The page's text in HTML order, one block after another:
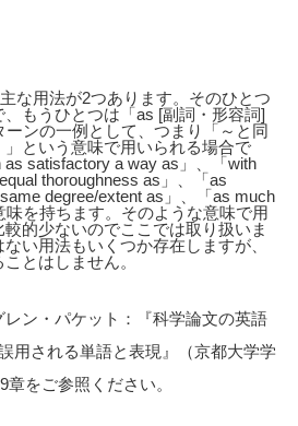
な用法が2つあります。そのひとつ
もうひとつは「as [副詞・形容詞]
ンの一例として、つまり「～と同
」という意味で用いられる場合で
satisfactory a way as」、「with
thoroughness as」、「as
degree/extent as」、「as much
を持ちます。そのような意味で用
的少ないのでここでは取り扱いま
い用法もいくつか存在しますが、
とはしません。
ン・パケット：『科学論文の英語
用される単語と表現』（京都大学学
をご参照ください。